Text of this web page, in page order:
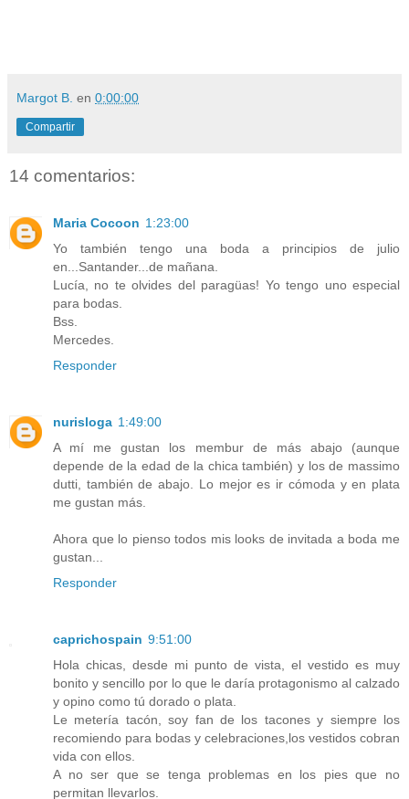
Margot B. en 0:00:00
Compartir
14 comentarios:
Maria Cocoon 1:23:00
Yo también tengo una boda a principios de julio
en...Santander...de mañana.
Lucía, no te olvides del paragüas! Yo tengo uno especial
para bodas.
Bss.
Mercedes.
Responder
nurisloga 1:49:00
A mí me gustan los membur de más abajo (aunque
depende de la edad de la chica también) y los de massimo
dutti, también de abajo. Lo mejor es ir cómoda y en plata
me gustan más.
Ahora que lo pienso todos mis looks de invitada a boda me
gustan...
Responder
caprichospain 9:51:00
Hola chicas, desde mi punto de vista, el vestido es muy
bonito y sencillo por lo que le daría protagonismo al calzado
y opino como tú dorado o plata.
Le metería tacón, soy fan de los tacones y siempre los
recomiendo para bodas y celebraciones,los vestidos cobran
vida con ellos.
A no ser que se tenga problemas en los pies que no
permitan llevarlos.